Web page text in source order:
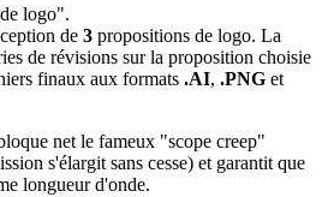
logo".
de 3 propositions de logo. La
de révisions sur la proposition choisie
finaux aux formats .AI, .PNG et
net le fameux "scope creep"
s'élargit sans cesse) et garantit que
longueur d'onde.